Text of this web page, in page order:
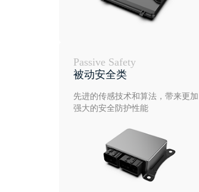
Passive Safety
被动安全类
先进的传感技术和算法，带来更加
强大的安全防护性能